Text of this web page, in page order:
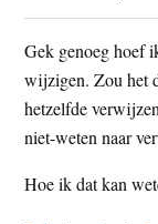
Gek genoeg hoef
wijzigen. Zou het
hetzelfde
niet-weten naar
Hoe ik dat kan